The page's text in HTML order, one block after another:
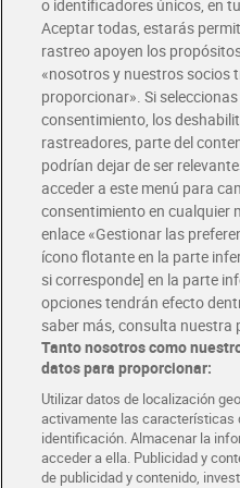
Envío gratis por compras
Envío estandar por 4,99€
Glovo y Uber Eats
Solicita tu factura de Glovo o
Únete al CLUB Dia
Disfruta las ventajas y ofertas
Descárgate la APP Dia
Folletos y Tiendas
Descubre las mejores ofertas y
Tarjeta MaX Dia
Te devuelve hasta 8€/mes de
¡Solicita tu tarjeta de crédito aquí!
COMER
COLABORA CON DIA ABRE
o identificadores únicos, en
Aceptar todas, estarás
rastreo apoyen los
«nosotros y nuestros socios
proporcionar». Si
consentimiento, los
rastreadores, parte del
podrían dejar de ser
acceder a este menú para
consentimiento en cualquier
enlace «Gestionar las
ícono flotante en la parte
si corresponde] en la parte
opciones tendrán efecto
saber más, consulta nuestra
Tanto nosotros como
datos para proporcionar:
Utilizar datos de localización
activamente las características
identificación. Almacenar la
acceder a ella. Publicidad y
de publicidad y contenido,